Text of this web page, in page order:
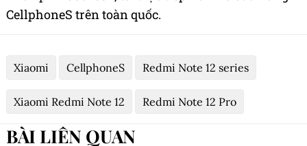
CellphoneS trên toàn quốc.
Xiaomi CellphoneS Redmi Note 12 series
Xiaomi Redmi Note 12 Redmi Note 12 Pro
BÀI LIÊN QUAN